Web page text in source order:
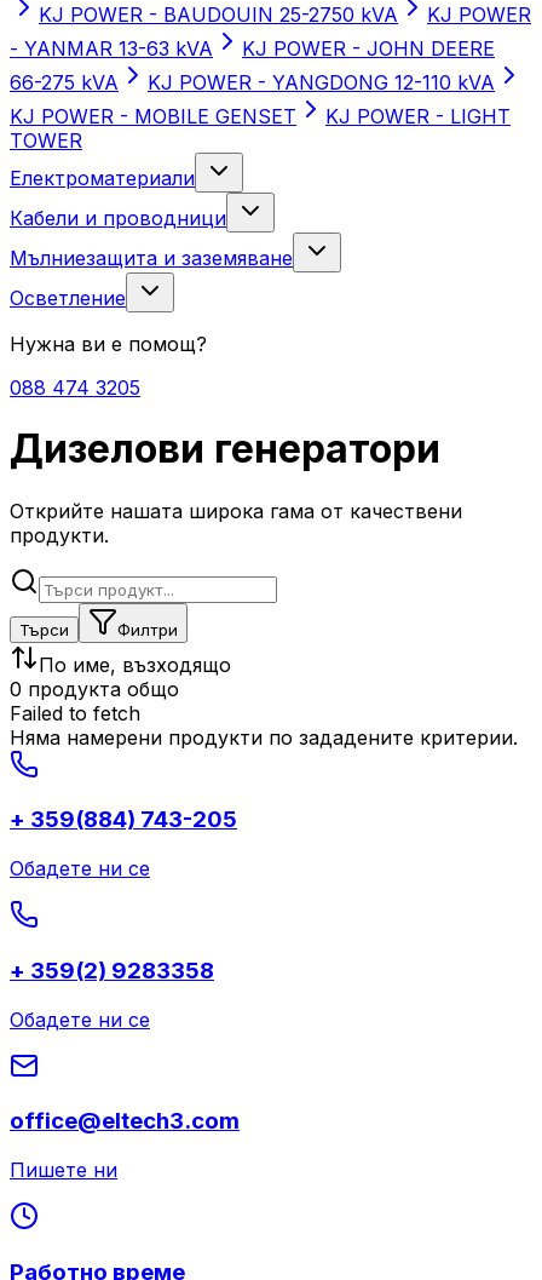
KJ POWER - BAUDOUIN 25-2750 kVA
KJ POWER
- YANMAR 13-63 kVA
KJ POWER - JOHN DEERE
66-275 kVA
KJ POWER - YANGDONG 12-110 kVA
KJ POWER - MOBILE GENSET
KJ POWER - LIGHT
TOWER
Електроматериали
Кабели и проводници
Мълниезащита и заземяване
Осветление
Нужна ви е помощ?
088 474 3205
Дизелови генератори
Открийте нашата широка гама от качествени
продукти.
Търси Филтри
По име, възходящо
0 продукта общо
Failed to fetch
Няма намерени продукти по зададените критерии.
+ 359(884) 743-205
Обадете ни се
+ 359(2) 9283358
Обадете ни се
office@eltech3.com
Пишете ни
Работно време